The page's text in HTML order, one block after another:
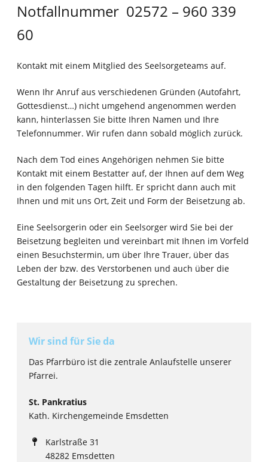
Notfallnummer 02572 – 960 339
60
Kontakt mit einem Mitglied des Seelsorgeteams auf.
Wenn Ihr Anruf aus verschiedenen Gründen (Autofahrt,
Gottesdienst…) nicht umgehend angenommen werden
kann, hinterlassen Sie bitte Ihren Namen und Ihre
Telefonnummer. Wir rufen dann sobald möglich zurück.
Nach dem Tod eines Angehörigen nehmen Sie bitte
Kontakt mit einem Bestatter auf, der Ihnen auf dem Weg
in den folgenden Tagen hilft. Er spricht dann auch mit
Ihnen und mit uns Ort, Zeit und Form der Beisetzung ab.
Eine Seelsorgerin oder ein Seelsorger wird Sie bei der
Beisetzung begleiten und vereinbart mit Ihnen im Vorfeld
einen Besuchstermin, um über Ihre Trauer, über das
Leben der bzw. des Verstorbenen und auch über die
Gestaltung der Beisetzung zu sprechen.
Wir sind für Sie da
Das Pfarrbüro ist die zentrale Anlaufstelle unserer
Pfarrei.
St. Pankratius
Kath. Kirchengemeinde Emsdetten
Karlstraße 31
48282 Emsdetten